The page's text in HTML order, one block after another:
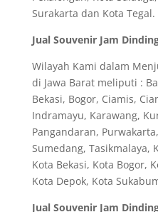
Surakarta dan Kota Tegal.
Jual Souvenir Jam
Wilayah Kami dalam
di Jawa Barat meliputi :
Bekasi, Bogor, Ciamis,
Indramayu, Karawang,
Pangandaran,
Sumedang, Tasikmalaya,
Kota Bekasi, Kota Bogor,
Kota Depok, Kota
Jual Souvenir Jam